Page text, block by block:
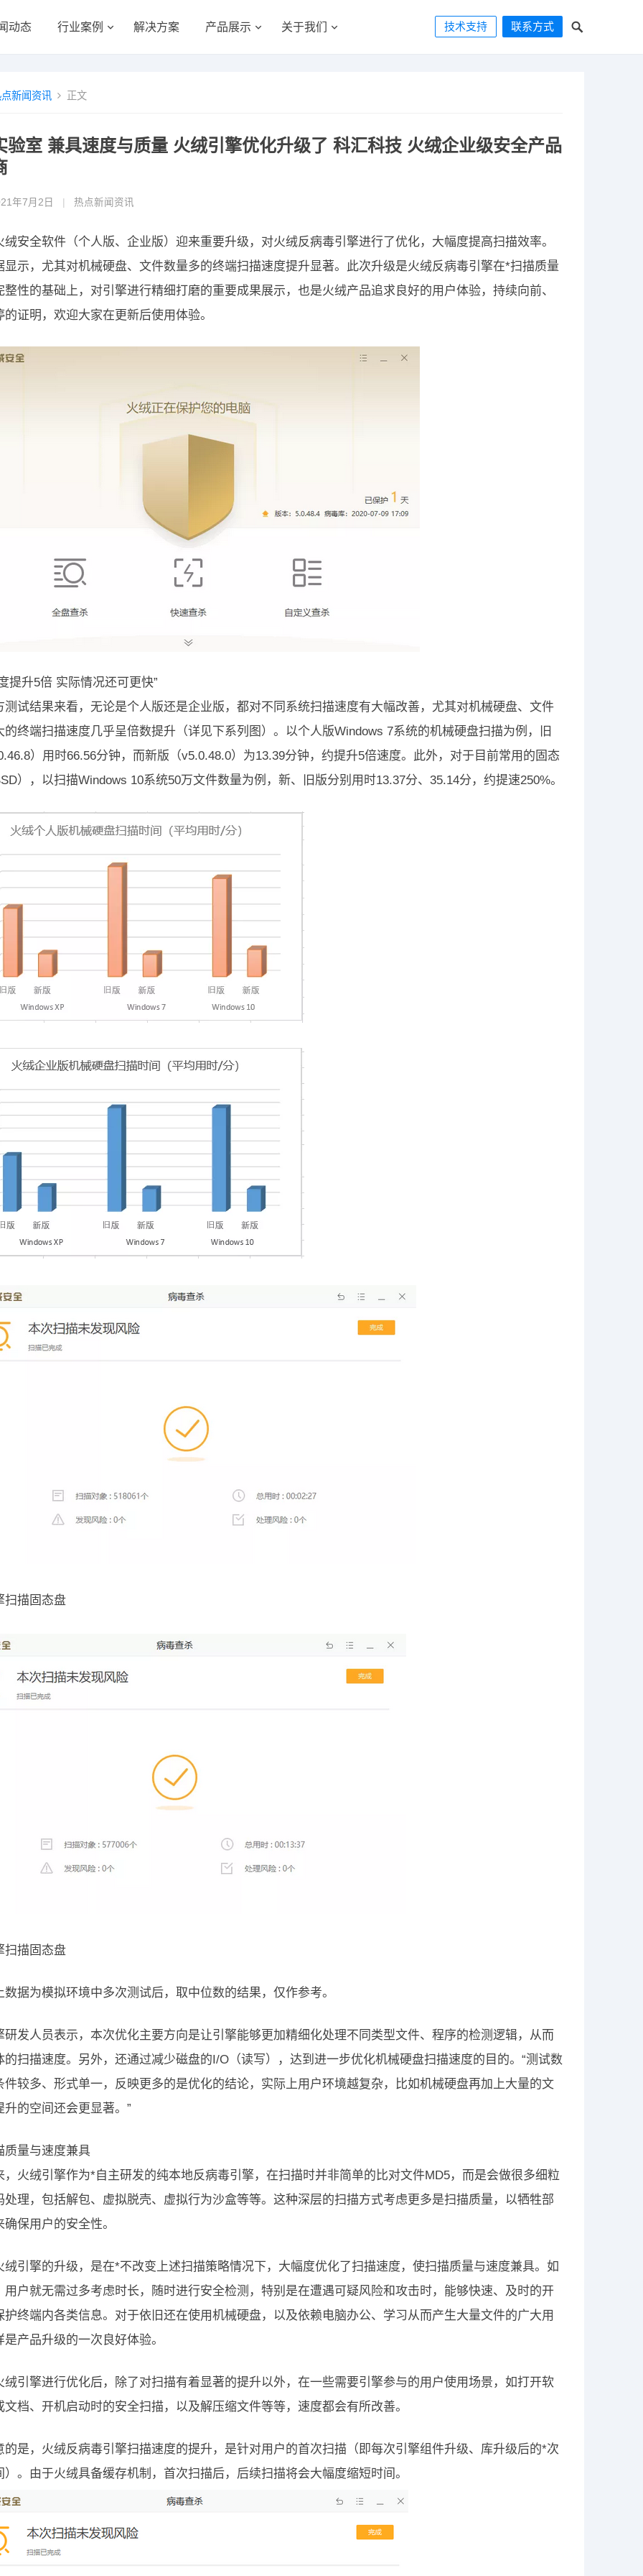
动态 行业案例 解决方案 产品展示 关于我们 技术支持 联系方式
新闻资讯 正文
验室 兼具速度与质量 火绒引擎优化升级了 科汇科技 火绒企业级安全产品
年7月2日 热点新闻资讯
绒安全软件（个人版、企业版）迎来重要升级，对火绒反病毒引擎进行了优化，大幅度提高扫描效率。
显示，尤其对机械硬盘、文件数量多的终端扫描速度提升显著。此次升级是火绒反病毒引擎在*扫描质量
整性的基础上，对引擎进行精细打磨的重要成果展示，也是火绒产品追求良好的用户体验，持续向前、
的证明，欢迎大家在更新后使用体验。
提升5倍 实际情况还可更快”
测试结果来看，无论是个人版还是企业版，都对不同系统扫描速度有大幅改善，尤其对机械硬盘、文件
的终端扫描速度几乎呈倍数提升（详见下系列图）。以个人版Windows 7系统的机械硬盘扫描为例，旧
）用时66.56分钟，而新版（v5.0.48.0）为13.39分钟，约提升5倍速度。此外，对于目前常用的固态
），以扫描Windows 10系统50万文件数量为例，新、旧版分别用时13.37分、35.14分，约提速250%。
扫描固态盘
扫描固态盘
数据为模拟环境中多次测试后，取中位数的结果，仅作参考。
研发人员表示，本次优化主要方向是让引擎能够更加精细化处理不同类型文件、程序的检测逻辑，从而
的扫描速度。另外，还通过减少磁盘的I/O（读写），达到进一步优化机械硬盘扫描速度的目的。“测试数
件较多、形式单一，反映更多的是优化的结论，实际上用户环境越复杂，比如机械硬盘再加上大量的文
升的空间还会更显著。”
质量与速度兼具
，火绒引擎作为*自主研发的纯本地反病毒引擎，在扫描时并非简单的比对文件MD5，而是会做很多细粒
处理，包括解包、虚拟脱壳、虚拟行为沙盒等等。这种深层的扫描方式考虑更多是扫描质量，以牺牲部
保用户的安全性。
绒引擎的升级，是在*不改变上述扫描策略情况下，大幅度优化了扫描速度，使扫描质量与速度兼具。如
用户就无需过多考虑时长，随时进行安全检测，特别是在遭遇可疑风险和攻击时，能够快速、及时的开
护终端内各类信息。对于依旧还在使用机械硬盘，以及依赖电脑办公、学习从而产生大量文件的广大用
是产品升级的一次良好体验。
绒引擎进行优化后，除了对扫描有着显著的提升以外，在一些需要引擎参与的用户使用场景，如打开软
文档、开机启动时的安全扫描，以及解压缩文件等等，速度都会有所改善。
的是，火绒反病毒引擎扫描速度的提升，是针对用户的首次扫描（即每次引擎组件升级、库升级后的*次
）。由于火绒具备缓存机制，首次扫描后，后续扫描将会大幅度缩短时间。